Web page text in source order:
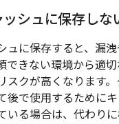
シュに保存しな
ュに保存すると、漏
できない環境から適
スクが高くなります。
後で使用するために
いる場合は、代わり